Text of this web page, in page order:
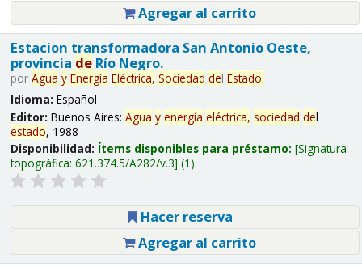
Agregar al carrito
Estacion transformadora San Antonio Oeste,
provincia deRío Negro.
por Agua y Energía Eléctrica, Sociedad del Estado.
Idioma: Español
Editor: Buenos Aires: Agua y energía eléctrica, sociedad del
estado, 1988
Disponibilidad: Ítems disponibles para préstamo: Signatura
topográfica: 621.374.5/A282/v.3 (1).
Hacer reserva
Agregar al carrito